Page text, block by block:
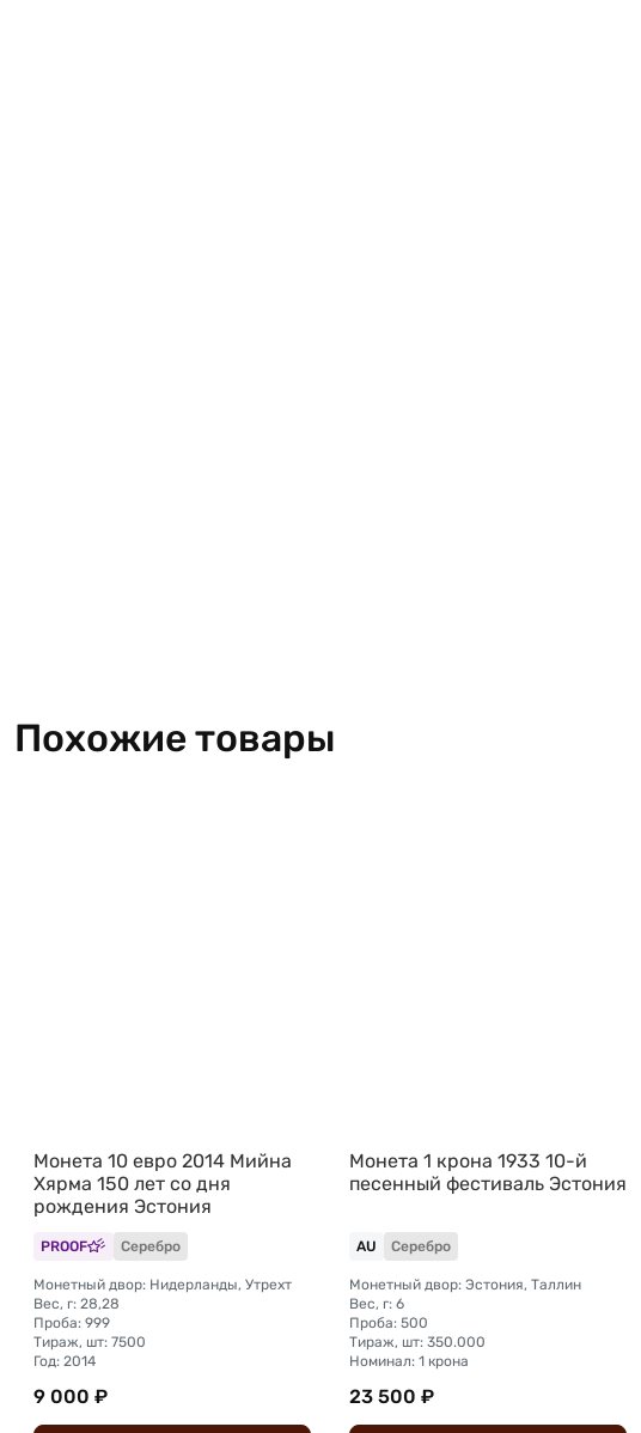
Похожие товары
Монета 10 евро 2014 Мийна
Хярма 150 лет со дня
рождения Эстония
PROOF Серебро
Монетный двор: Нидерланды, Утрехт
Вес, г: 28,28
Проба: 999
Тираж, шт: 7500
Год: 2014
9 000 ₽
Монета 1 крона 1933 10-й
песенный фестиваль Эстония
AU Серебро
Монетный двор: Эстония, Таллин
Вес, г: 6
Проба: 500
Тираж, шт: 350.000
Номинал: 1 крона
23 500 ₽